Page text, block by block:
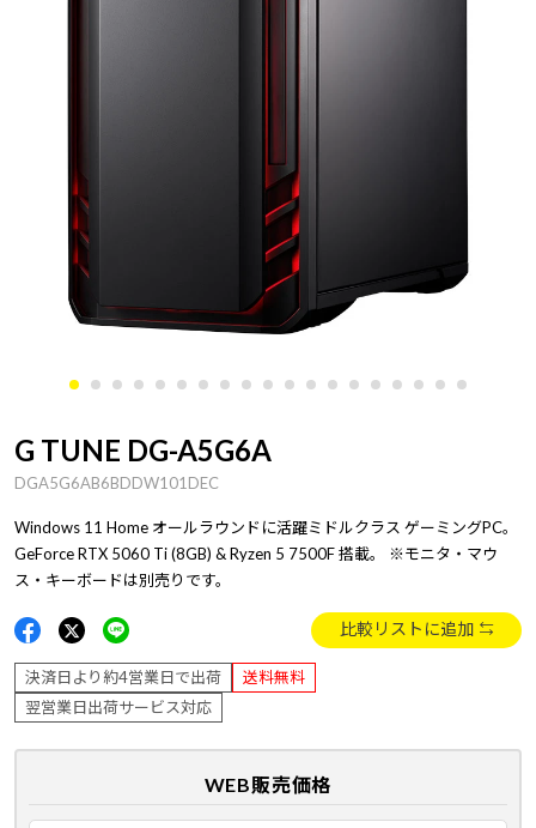
G TUNE DG-A5G6A
DGA5G6AB6BDDW101DEC
Windows 11 Home オールラウンドに活躍ミドルクラス ゲーミングPC。
GeForce RTX 5060 Ti (8GB) & Ryzen 5 7500F 搭載。 ※モニタ・マウ
ス・キーボードは別売りです。
比較リストに追加
決済日より約4営業日で出荷
送料無料
翌営業日出荷サービス対応
WEB販売価格